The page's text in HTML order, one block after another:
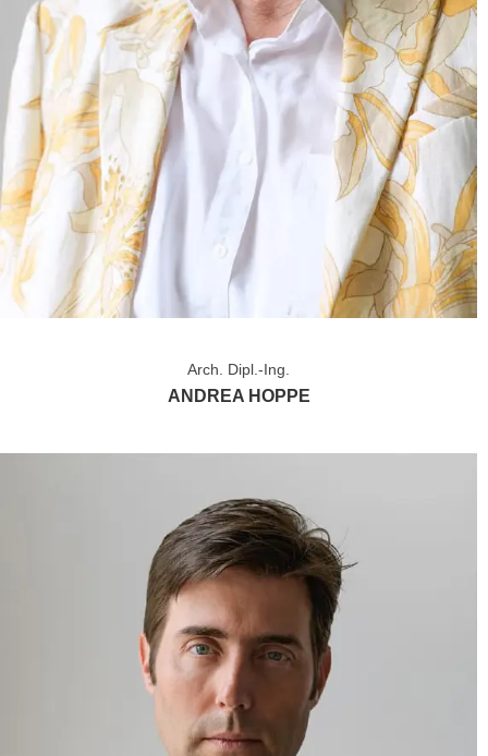
Arch. Dipl.-Ing.
ANDREA HOPPE